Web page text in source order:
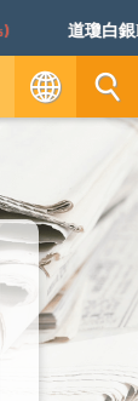
道瓊白銀ER
EN